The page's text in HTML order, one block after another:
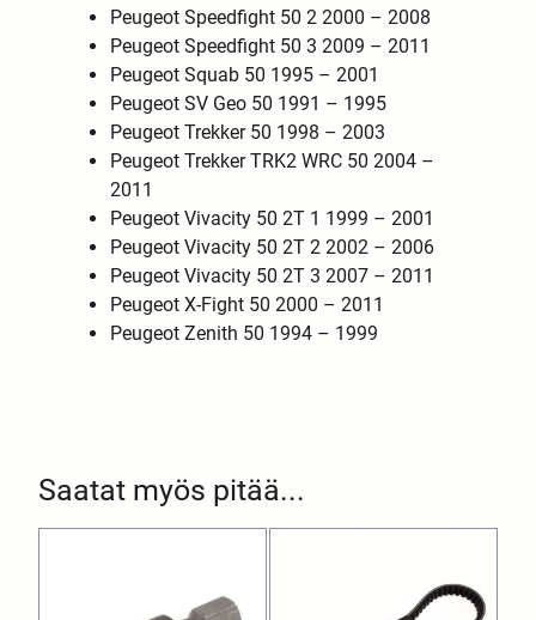
Saatat myös pitää...
Peugeot Speedfight 50 2 2000 – 2008
Peugeot Speedfight 50 3 2009 – 2011
Peugeot Squab 50 1995 – 2001
Peugeot SV Geo 50 1991 – 1995
Peugeot Trekker 50 1998 – 2003
Peugeot Trekker TRK2 WRC 50 2004 –
2011
Peugeot Vivacity 50 2T 1 1999 – 2001
Peugeot Vivacity 50 2T 2 2002 – 2006
Peugeot Vivacity 50 2T 3 2007 – 2011
Peugeot X-Fight 50 2000 – 2011
Peugeot Zenith 50 1994 – 1999